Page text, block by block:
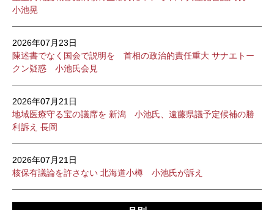
小池晃
2026年07月23日
陳述書でなく国会で説明を 首相の政治的責任重大 サナエトー
クン疑惑 小池氏会見
2026年07月21日
地域医療守る宝の議席を 新潟 小池氏、遠藤県議予定候補の勝
利訴え 長岡
2026年07月21日
核保有議論を許さない 北海道小樽 小池氏が訴え